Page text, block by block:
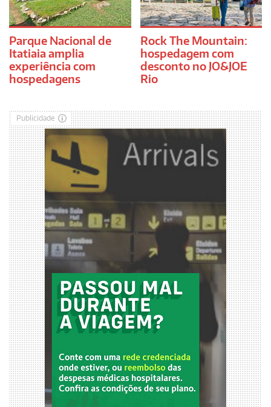
Parque Nacional de
Itatiaia amplia
experiência com
hospedagens
Rock The Mountain:
hospedagem com
desconto no JO&JOE
Rio
Publicidade